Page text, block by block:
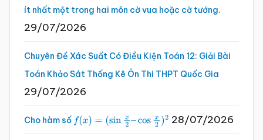
ít nhất một trong hai môn cờ vua hoặc cờ tướng.
29/07/2026
Chuyên Đề Xác Suất Có Điều Kiện Toán 12: Giải Bài
Toán Khảo Sát Thống Kê Ôn Thi THPT Quốc Gia
29/07/2026
Cho hàm số f(x)=(sinx2 –cosx2 )2 28/07/2026